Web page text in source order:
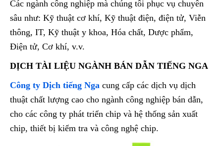
Các ngành công nghiệp mà chúng tôi phục vụ chuyên
sâu như: Kỹ thuật cơ khí, Kỹ thuật điện, điện tử, Viễn
thông, IT, Kỹ thuật y khoa, Hóa chất, Dược phẩm,
Điện tử, Cơ khí, v.v.
DỊCH TÀI LIỆU NGÀNH BÁN DẪN TIẾNG NGA
Công ty Dịch tiếng Nga cung cấp các dịch vụ dịch
thuật chất lượng cao cho ngành công nghiệp bán dẫn,
cho các công ty phát triển chip và hệ thống sản xuất
chip, thiết bị kiểm tra và công nghệ chip.